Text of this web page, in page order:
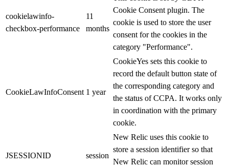
cookielawinfo-
checkbox-performance
11
months
Cookie Consent plugin. The
cookie is used to store the user
consent for the cookies in the
category "Performance".
CookieLawInfoConsent 1 year
CookieYes sets this cookie to
record the default button state of
the corresponding category and
the status of CCPA. It works only
in coordination with the primary
cookie.
JSESSIONID session
New Relic uses this cookie to
store a session identifier so that
New Relic can monitor session